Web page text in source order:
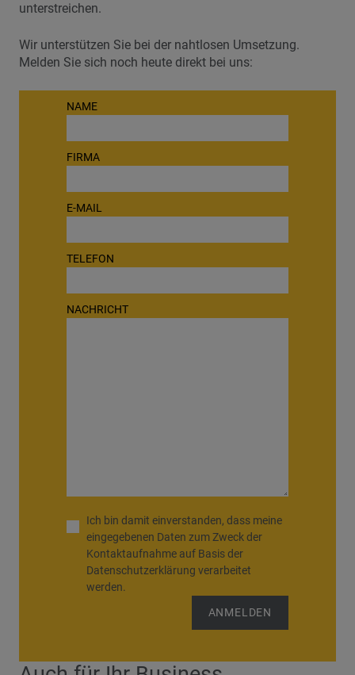
unterstreichen.
Wir unterstützen Sie bei der nahtlosen Umsetzung.
Melden Sie sich noch heute direkt bei uns:
NAME
FIRMA
E-MAIL
TELEFON
NACHRICHT
Ich bin damit einverstanden, dass meine
eingegebenen Daten zum Zweck der
Kontaktaufnahme auf Basis der
Datenschutzerklärung verarbeitet
werden.